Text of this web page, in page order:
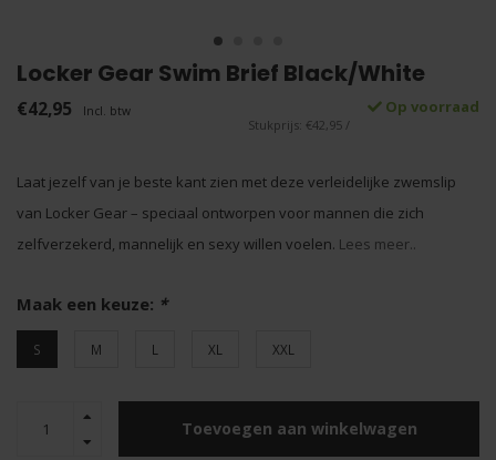
Locker Gear Swim Brief Black/White
€42,95 Incl. btw Op voorraad
Stukprijs: €42,95 /
Laat jezelf van je beste kant zien met deze verleidelijke zwemslip
van Locker Gear – speciaal ontworpen voor mannen die zich
zelfverzekerd, mannelijk en sexy willen voelen. Lees meer..
Maak een keuze: *
S M L XL XXL
Toevoegen aan winkelwagen